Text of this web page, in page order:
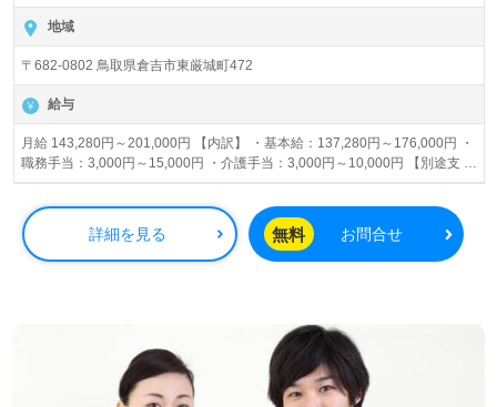
地域
〒682-0802 鳥取県倉吉市東厳城町472
給与
月給 143,280円～201,000円 【内訳】 ・基本給：137,280円～176,000円 ・
職務手当：3,000円～15,000円 ・介護手当：3,000円～10,000円 【別途支
給】 ・介護福祉士手当：3,000円 ・処遇改善手当
詳細を見る 無料 お問合せ